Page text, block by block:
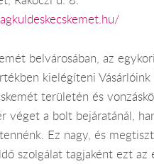
belvárosában, az
kielégíteni
területén és
véget a bolt bejáratánál,
Ez nagy, és
szolgálat tagjaként ezt